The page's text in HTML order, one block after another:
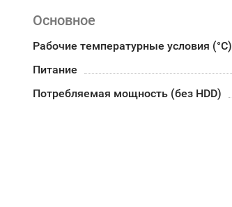
Основное
Рабочие температурные условия (°С)
Питание
Потребляемая мощность (без HDD)